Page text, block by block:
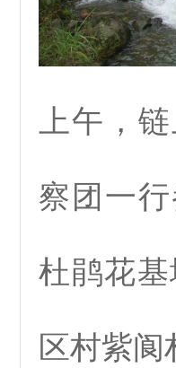
上午，
察团一
杜鹃花
区村紫